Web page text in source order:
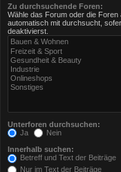
Zu durchsuchende Foren:
Wähle das Forum oder die
automatisch mit durchsucht,
deaktivierst.
Unterforen durchsuchen:
Ja
Nein
Innerhalb suchen:
Betreff und Text der Beiträge
Nur im Text der Beiträge